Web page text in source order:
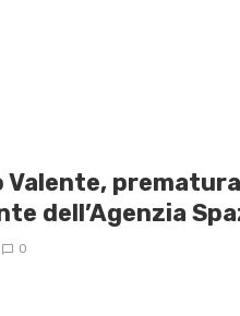
Valente,
dell’Agenzia
0